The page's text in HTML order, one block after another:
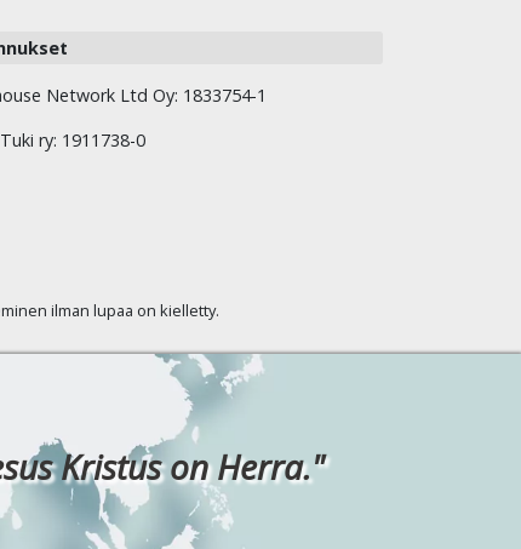
Network Ltd Oy: 1833754-1
ry: 1911738-0
ilman lupaa on kielletty.
Kristus on Herra."